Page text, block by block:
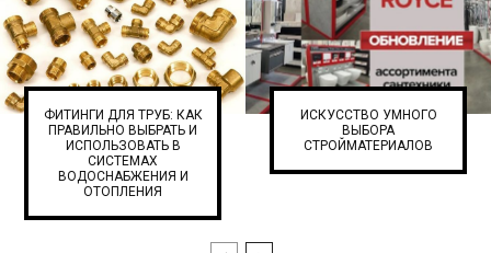
ФИТИНГИ ДЛЯ ТРУБ: КАК
ПРАВИЛЬНО ВЫБРАТЬ И
ИСПОЛЬЗОВАТЬ В
СИСТЕМАХ
ВОДОСНАБЖЕНИЯ И
ОТОПЛЕНИЯ
ИСКУССТВО УМНОГО
ВЫБОРА
СТРОЙМАТЕРИАЛОВ